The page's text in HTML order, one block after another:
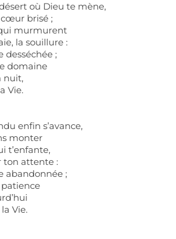
où Dieu te mène,
brisé ;
murmurent
la souillure :
desséchée ;
domaine
nuit,
Vie.
enfin s’avance,
monter
t’enfante,
ton attente :
abandonnée ;
Vie.